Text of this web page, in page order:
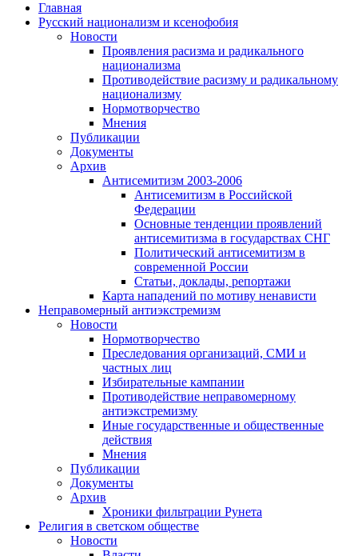
Главная
Русский национализм и ксенофобия
Новости
Проявления расизма и радикального
национализма
Противодействие расизму и радикальному
национализму
Нормотворчество
Мнения
Публикации
Документы
Архив
Антисемитизм 2003-2006
Антисемитизм в Российской
Федерации
Основные тенденции проявлений
антисемитизма в государствах СНГ
Политический антисемитизм в
современной России
Статьи, доклады, репортажи
Карта нападений по мотиву ненависти
Неправомерный антиэкстремизм
Новости
Нормотворчество
Преследования организаций, СМИ и
частных лиц
Избирательные кампании
Противодействие неправомерному
антиэкстремизму
Иные государственные и общественные
действия
Мнения
Публикации
Документы
Архив
Хроники фильтрации Рунета
Религия в светском обществе
Новости